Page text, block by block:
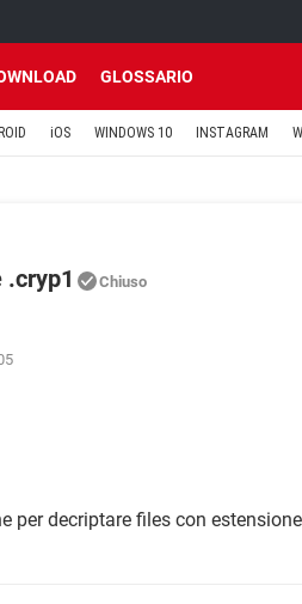
GLOSSARIO
iOS WINDOWS 10 INSTAGRAM
Chiuso
per decriptare files con